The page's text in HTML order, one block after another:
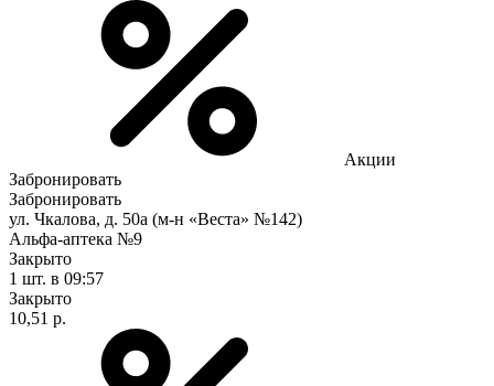
Акции
Забронировать
Забронировать
ул. Чкалова, д. 50а (м-н «Веста» №142)
Альфа-аптека №9
Закрыто
1 шт. в 09:57
Закрыто
10,51 р.